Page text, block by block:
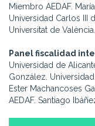
Miembro AEDAF.
Universidad Carlos III
Universitat de
Panel fiscalidad
Universidad de
González.
Ester Machancoses
AEDAF. Santiago